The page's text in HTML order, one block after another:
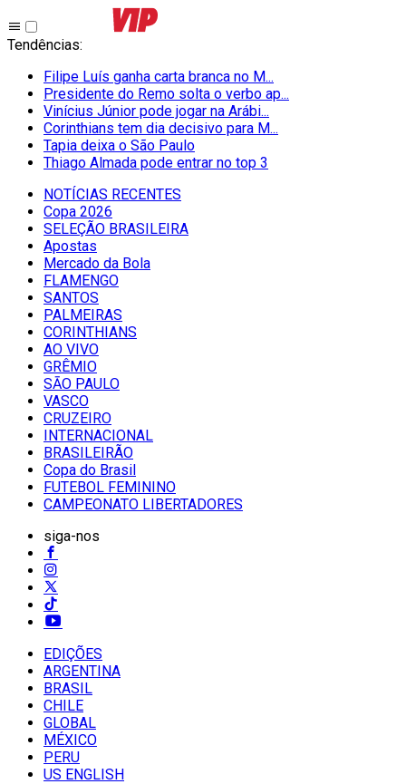
Tendências:
Filipe Luís ganha carta branca no M...
Presidente do Remo solta o verbo ap...
Vinícius Júnior pode jogar na Arábi...
Corinthians tem dia decisivo para M...
Tapia deixa o São Paulo
Thiago Almada pode entrar no top 3
NOTÍCIAS RECENTES
Copa 2026
SELEÇÃO BRASILEIRA
Apostas
Mercado da Bola
FLAMENGO
SANTOS
PALMEIRAS
CORINTHIANS
AO VIVO
GRÊMIO
SĀO PAULO
VASCO
CRUZEIRO
INTERNACIONAL
BRASILEIRÃO
Copa do Brasil
FUTEBOL FEMININO
CAMPEONATO LIBERTADORES
siga-nos
EDIÇÕES
ARGENTINA
BRASIL
CHILE
GLOBAL
MÉXICO
PERU
US ENGLISH